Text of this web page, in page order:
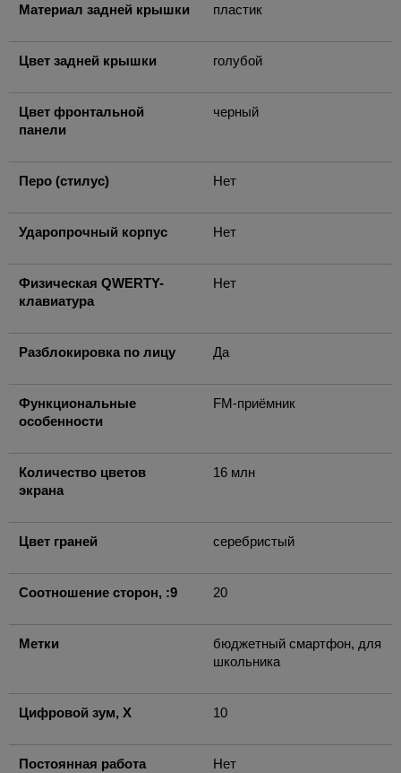
Материал задней крышки пластик
Цвет задней крышки голубой
Цвет фронтальной
панели
черный
Перо (стилус) Нет
Ударопрочный корпус Нет
Физическая QWERTY-
клавиатура
Нет
Разблокировка по лицу Да
Функциональные
особенности
FM-приёмник
Количество цветов
экрана
16 млн
Цвет граней серебристый
Соотношение сторон, :9 20
Метки
бюджетный смартфон, для
школьника
Цифровой зум, X 10
Постоянная работа
Нет